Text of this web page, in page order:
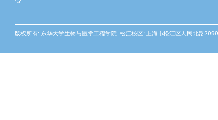
版权所有: 东华大学生物与医学工程学院 松江校区: 上海市松江区人民北路